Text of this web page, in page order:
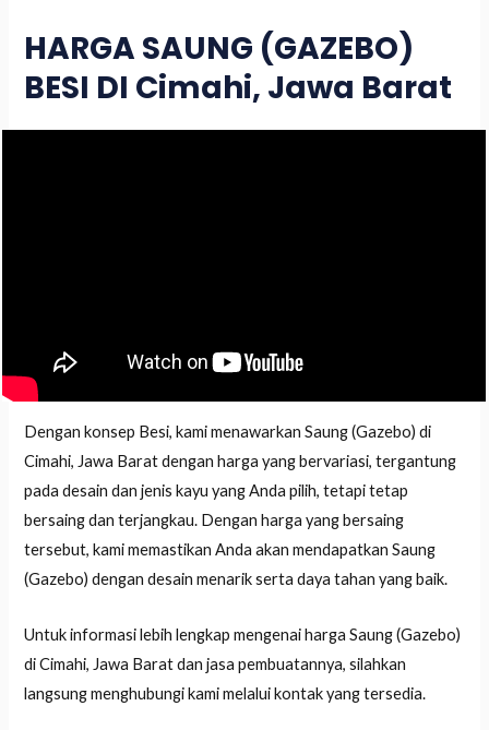
HARGA SAUNG (GAZEBO)
BESI DI Cimahi, Jawa Barat
Dengan konsep Besi, kami menawarkan Saung (Gazebo) di
Cimahi, Jawa Barat dengan harga yang bervariasi, tergantung
pada desain dan jenis kayu yang Anda pilih, tetapi tetap
bersaing dan terjangkau. Dengan harga yang bersaing
tersebut, kami memastikan Anda akan mendapatkan Saung
(Gazebo) dengan desain menarik serta daya tahan yang baik.
Untuk informasi lebih lengkap mengenai harga Saung (Gazebo)
di Cimahi, Jawa Barat dan jasa pembuatannya, silahkan
langsung menghubungi kami melalui kontak yang tersedia.